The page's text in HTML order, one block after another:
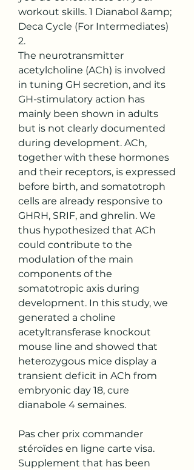
workout skills. 1 Dianabol &amp;
Deca Cycle (For Intermediates)
2.
The neurotransmitter
acetylcholine (ACh) is involved
in tuning GH secretion, and its
GH-stimulatory action has
mainly been shown in adults
but is not clearly documented
during development. ACh,
together with these hormones
and their receptors, is expressed
before birth, and somatotroph
cells are already responsive to
GHRH, SRIF, and ghrelin. We
thus hypothesized that ACh
could contribute to the
modulation of the main
components of the
somatotropic axis during
development. In this study, we
generated a choline
acetyltransferase knockout
mouse line and showed that
heterozygous mice display a
transient deficit in ACh from
embryonic day 18, cure
dianabole 4 semaines.
Pas cher prix commander
stéroïdes en ligne carte visa.
Supplement that has been